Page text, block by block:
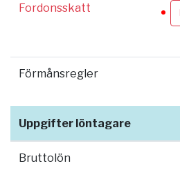
Fordonsskatt
Förmånsregler
Uppgifter löntagare
Bruttolön